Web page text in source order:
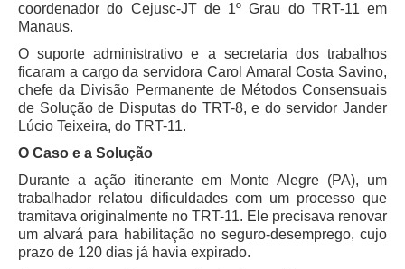
Comitê de Combate ao Trabalho Infantil e de Estímulo à
Comitê de Incentivo à Participação Institucional Feminina
no âmbito do TRT-11
Comitê de Prevenção e Enfrentamento do Assédio
Moral, do Assédio Sexual e da Discriminação
Comissão Permanente de Gestão Socioambiental
Comitê Gestor do Plano de Contratações e Aquisições
no Âmbito do TRT11
Grupo Operacional do Centro de Inteligência
Comitê de Equidade de Raça, Gênero e Diversidade
coordenador do Cejusc-JT de 1º Grau do TRT-11 em
Manaus.
O suporte administrativo e a secretaria dos trabalhos
ficaram a cargo da servidora Carol Amaral Costa Savino,
chefe da Divisão Permanente de Métodos Consensuais
de Solução de Disputas do TRT-8, e do servidor Jander
Lúcio Teixeira, do TRT-11.
O Caso e a Solução
Durante a ação itinerante em Monte Alegre (PA), um
trabalhador relatou dificuldades com um processo que
tramitava originalmente no TRT-11. Ele precisava renovar
um alvará para habilitação no seguro-desemprego, cujo
prazo de 120 dias já havia expirado.